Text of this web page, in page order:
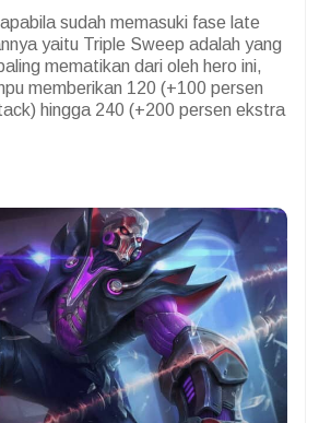
sudah memasuki fase late
yaitu Triple Sweep adalah yang
mematikan dari oleh hero ini,
memberikan 120 (+100 persen
hingga 240 (+200 persen ekstra